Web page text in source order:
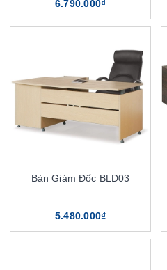
6.790.000₫
Bàn Giám Đốc BLD03
5.480.000₫